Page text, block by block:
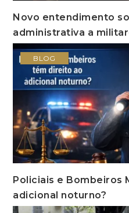
Novo entendimento
administrativa a
BLOG
Policiais e Bombeiros
adicional noturno?